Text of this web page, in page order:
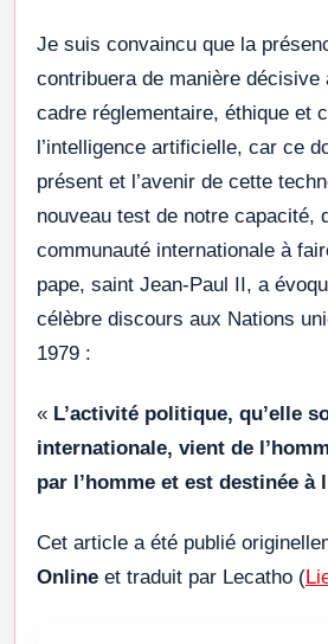
Je suis convaincu que la
contribuera de manière décisive
cadre réglementaire, éthique et
l’intelligence artificielle, car ce
présent et l’avenir de cette
nouveau test de notre capacité,
communauté internationale à
pape, saint Jean-Paul II, a
célèbre discours aux Nations
1979 :
« L’activité politique, qu’elle
internationale, vient de
par l’homme et est destinée à
Cet article a été publié
Online et traduit par Lecatho (